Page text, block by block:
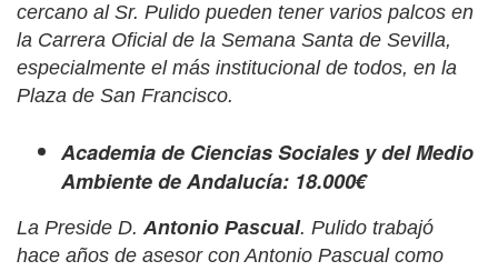
cercano al Sr. Pulido pueden tener varios palcos en
la Carrera Oficial de la Semana Santa de Sevilla,
especialmente el más institucional de todos, en la
Plaza de San Francisco.
Academia de Ciencias Sociales y del Medio
Ambiente de Andalucía: 18.000€
La Preside D.Antonio Pascual. Pulido trabajó
hace años de asesor con Antonio Pascual como